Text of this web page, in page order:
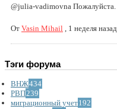
@julia-vadimovna Пожалуйста.
От Vasin Mihail 1 неделя назад
Тэги форума
ВНЖ434
РВП239
миграционный учет192